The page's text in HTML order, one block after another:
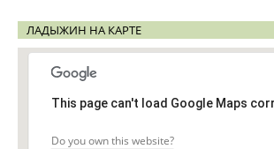
ЛАДЫЖИН НА КАРТЕ
This page can't load Google Maps
Do you own this website?